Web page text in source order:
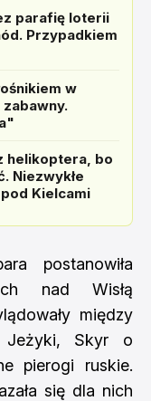
parafię loterii
Przypadkiem
w
helikoptera, bo
Niezwykłe
Kielcami
postanowiła
nad Wisłą
między
Jeżyki, Skyr o
pierogi ruskie.
się dla nich